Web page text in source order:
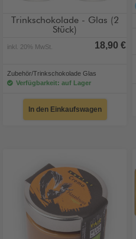
Trinkschokolade - Glas (2
Stück)
inkl. 20% MwSt. 18,90 €
Zubehör/Trinkschokolade Glas
Verfügbarkeit: auf Lager
In den Einkaufswagen